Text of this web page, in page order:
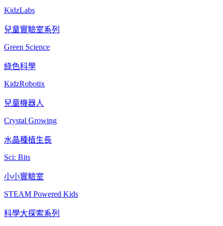
KidzLabs
兒童實驗室系列
Green Science
綠色科學
KidzRobotix
兒童機器人
Crystal Growing
水晶種植生長
Sci: Bits
小小實驗室
STEAM Powered Kids
科學大探索系列